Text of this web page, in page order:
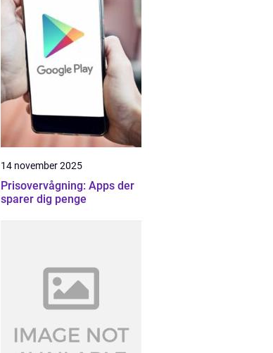
14 november 2025
Prisovervågning: Apps der
sparer dig penge